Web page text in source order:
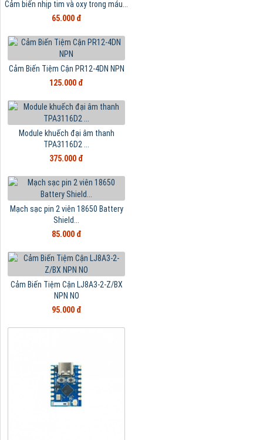
Cảm biến nhịp tim và oxy trong máu...
65.000 đ
Cảm Biến Tiệm Cận PR12-4DN NPN
125.000 đ
Module khuếch đại âm thanh
TPA3116D2 ...
375.000 đ
Mạch sạc pin 2 viên 18650 Battery
Shield...
85.000 đ
Cảm Biến Tiệm Cận LJ8A3-2-Z/BX
NPN NO
95.000 đ